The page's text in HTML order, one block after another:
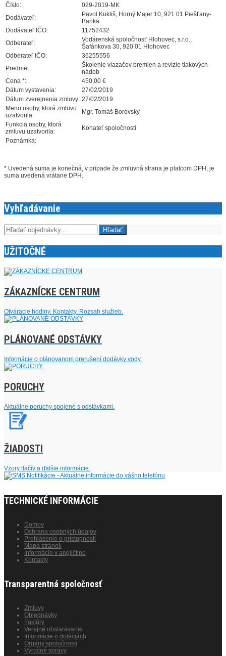
Číslo:
029-2019-MK
Dodávateľ:
Pavol Kukliš, Horný Majer 10, 921 01 Piešťany-
Banka
Dodávateľ IČO:
11752432
Odberateľ:
Vodárenská spoločnosť Hlohovec, s.r.o.,
Šafárikova 30, 920 01 Hlohovec
Odberateľ IČO:
36255556
Predmet:
Školenie viazačov bremien a revízie tlakových
nádob
Cena *:
450,00 €
Dátum vystavenia:
27/02/2019
Dátum zverejnenia zmluvy: 27/02/2019
Meno osoby, ktorá zmluvu
uzatvorila:
Mgr. Tomáš Borovský
Funkcia osoby, ktorá
zmluvu uzatvorila:
Konateľ spoločnosti
Poznámka:
* Uvedená suma je konečná, v prípade že zmluvná strana je platcom DPH, je
suma uvedená vrátane DPH.
Vyhľadávanie
UŽITOČNÉ
ZÁKAZNÍCKE CENTRUM
Otváracie hodiny. Kontakty. Rozsah služieb.
PLÁNOVANÉ ODSTÁVKY
Informácie o plánovanom prerušení dodávky vody.
PORUCHY
Aktuálne poruchy spojené s odstávkami.
ŽIADOSTI
Vzory tlačív a ďalšie informácie.
TECHNICKÉ INFORMÁCIE
Domov
Ochrana osobných údajov
Prehlásenie o prístupnosti
Mapa stránok
Informácie v angličtine
Kontakty
Transparentná spoločnosť
Zmluvy
Objednávky
Faktúry
Verejné obstarávanie
Informácie o dotáciách
Orgány spoločnosti
Výročné správy